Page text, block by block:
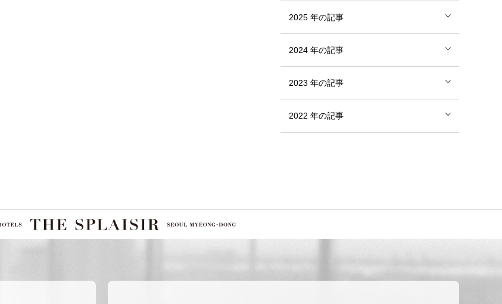
2025年の記事
2024年の記事
2023年の記事
2022年の記事